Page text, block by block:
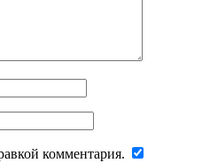
комментария.